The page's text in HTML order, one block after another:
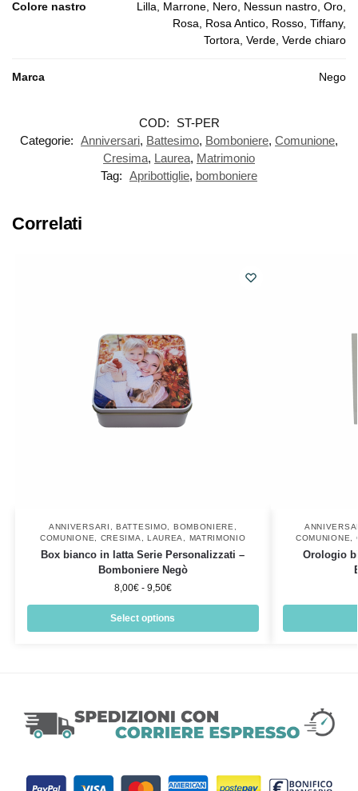
Colore nastro
Lilla, Marrone, Nero, Nessun nastro, Oro,
Rosa, Rosa Antico, Rosso, Tiffany,
Tortora, Verde, Verde chiaro
Marca Nego
COD:
ST-PER
Categorie: Anniversari, Battesimo, Bomboniere, Comunione,
Cresima, Laurea, Matrimonio
Tag: Apribottiglie, bomboniere
Correlati
ANNIVERSARI , BATTESIMO, BOMBONIERE,
COMUNIONE, CRESIMA, LAUREA, MATRIMONIO
Box bianco in latta Serie Personalizzati –
Bomboniere Negò
8,00€ - 9,50€
Select options
COMUNIONE,
Orologio